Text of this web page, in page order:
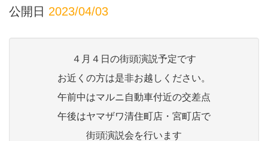
公開日 2023/04/03
４月４日の街頭演説予定です
お近くの方は是非お越しください。
午前中はマルニ自動車付近の交差点
午後はヤマザワ清住町店・宮町店で
街頭演説会を行います